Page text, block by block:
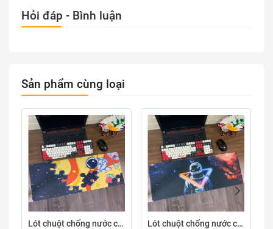
Hỏi đáp - Bình luận
Sản phẩm cùng loại
Lót chuột chống nước cỡ lớn 80x30cm dày 3mm ASTRO-03-80X30 Lót chuột chống nước cỡ lớn 80x30cm dày 3mm ASTRO-02-80X30